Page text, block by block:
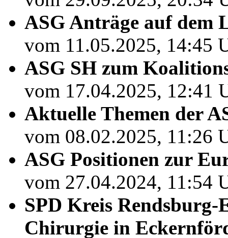
ASG Anträge auf dem
vom 11.05.2025, 14:45
ASG SH zum
vom 17.04.2025, 12:41
Aktuelle Themen der
vom 08.02.2025, 11:26
ASG Positionen zur
vom 27.04.2024, 11:54
SPD Kreis
Chirurgie in